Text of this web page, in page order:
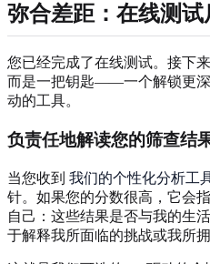
弥合差距：在线测
您已经完成了在线测试。接下
而是一把钥匙——一个解锁更
动的工具。
负责任地解读您的筛查结
当您收到 我们的个性化分析工
针。如果您的分数很高，它会
自己：这些结果是否与我的生
于解释我所面临的挑战或我所